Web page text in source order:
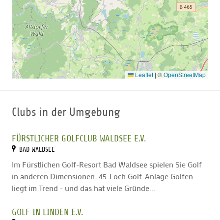
Leaflet | ©OpenStreetMap
Clubs in der Umgebung
FÜRSTLICHER GOLFCLUB WALDSEE E.V.
BAD WALDSEE
Im Fürstlichen Golf-Resort Bad Waldsee spielen Sie Golf
in anderen Dimensionen. 45-Loch Golf-Anlage Golfen
liegt im Trend - und das hat viele Gründe...
GOLF IN LINDEN E.V.